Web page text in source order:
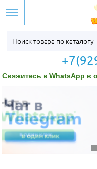
Свяжитесь в WhatsApp в